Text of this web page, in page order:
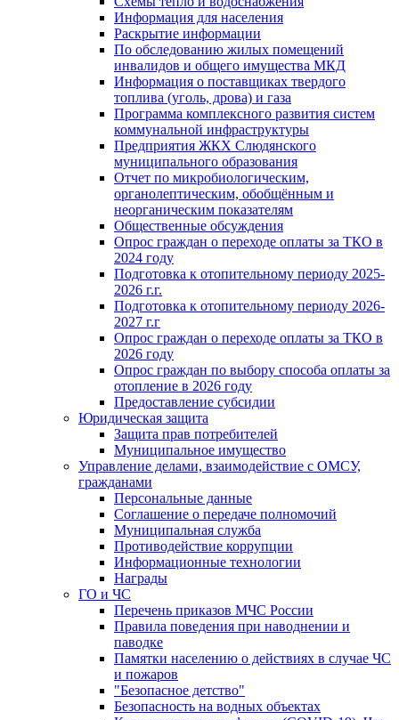
Информация для населения
Раскрытие информации
По обследованию жилых помещений
инвалидов и общего имущества МКД
Информация о поставщиках твердого
топлива (уголь, дрова) и газа
Программа комплексного развития систем
коммунальной инфраструктуры
Предприятия ЖКХ Слюдянского
муниципального образования
Отчет по микробиологическим,
органолептическим, обобщённым и
неорганическим показателям
Общественные обсуждения
Опрос граждан о переходе оплаты за ТКО в
2024 году
Подготовка к отопительному периоду 2025-
2026 г.г.
Подготовка к отопительному периоду 2026-
2027 г.г
Опрос граждан о переходе оплаты за ТКО в
2026 году
Опрос граждан по выбору способа оплаты за
отопление в 2026 году
Предоставление субсидии
Юридическая защита
Защита прав потребителей
Муниципальное имущество
Управление делами, взаимодействие с ОМСУ,
гражданами
Персональные данные
Соглашение о передаче полномочий
Муниципальная служба
Противодействие коррупции
Информационные технологии
Награды
ГО и ЧС
Перечень приказов МЧС России
Правила поведения при наводнении и
паводке
Памятки населению о действиях в случае ЧС
и пожаров
"Безопасное детство"
Безопасность на водных объектах